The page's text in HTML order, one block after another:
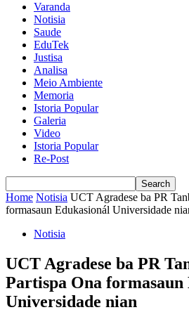
Varanda
Notisia
Saude
EduTek
Justisa
Analisa
Meio Ambiente
Memoria
Istoria Popular
Galeria
Video
Istoria Popular
Re-Post
Home Notisia UCT Agradese ba PR
formasaun Edukasionál Universidade
Notisia
UCT Agradese ba PR
Partispa Ona formasaun
Universidade nian